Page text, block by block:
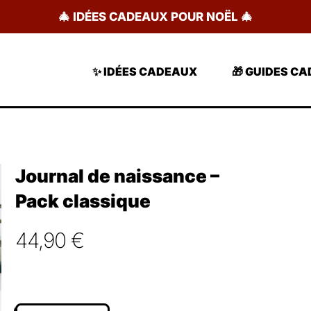
🎄 IDÉES CADEAUX POUR NOËL 🎄
✨ IDÉES CADEAUX 🎁 GUIDES
Journal de naissance –
Pack classique
44,90 €